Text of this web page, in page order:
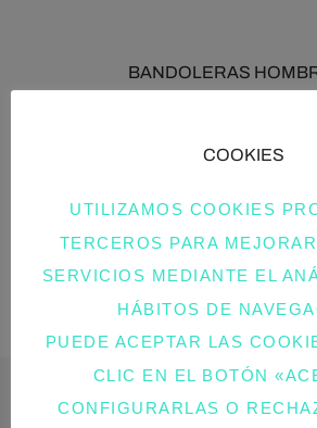
BANDOLERAS
BUFANDAS HOMBRE
AVISO LEGAL
COOKIES
UTILIZAMOS COOKIES
TERCEROS PARA
SERVICIOS MEDIANTE EL
HÁBITOS DE
PUEDE ACEPTAR LAS
CLIC EN EL BOTÓN
CONFIGURARLAS O